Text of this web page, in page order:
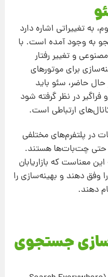
به تغییراتی اشاره دارد
به وجود آمده است. با
و تغییر رفتار
برای موتورهای
حاضر، سئو باید
در نظر گرفته شود
ارتباطی است.
در پلتفرم‌های مختلفی
و حتی چت‌بات‌ها هستند.
معناست که بازاریابان
وفق دهند و بهینه‌سازی را
دهند.
جستجوی